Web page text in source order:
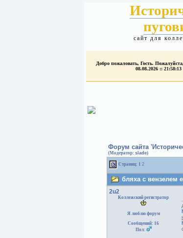
сайт для
Добро пожаловать, Гость.
08.08.2026 :: 21:58:13
Форум сайта
(Модератор: slade)
Страниц: 1 2
бляха с вензелем
2u2
Коллежский регистратор
Я люблю форум
Сообщений: 16
Пол: